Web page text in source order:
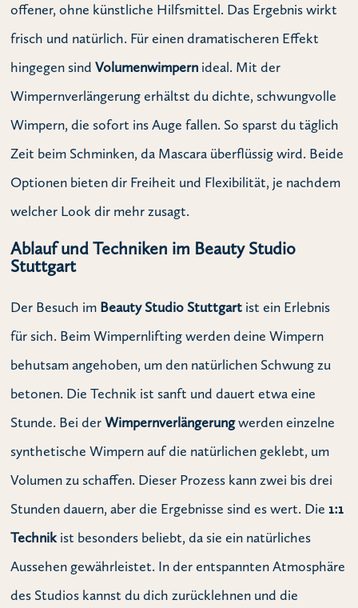
offener, ohne künstliche Hilfsmittel. Das Ergebnis wirkt
frisch und natürlich. Für einen dramatischeren Effekt
hingegen sindVolumenwimpern ideal. Mit der
Wimpernverlängerung erhältst du dichte, schwungvolle
Wimpern, die sofort ins Auge fallen. So sparst du täglich
Zeit beim Schminken, da Mascara überflüssig wird. Beide
Optionen bieten dir Freiheit und Flexibilität, je nachdem
welcher Look dir mehr zusagt.
Ablauf und Techniken im Beauty Studio
Stuttgart
Der Besuch im Beauty Studio Stuttgart ist ein Erlebnis
für sich. Beim Wimpernlifting werden deine Wimpern
behutsam angehoben, um den natürlichen Schwung zu
betonen. Die Technik ist sanft und dauert etwa eine
Stunde. Bei derWimpernverlängerungwerden einzelne
synthetische Wimpern auf die natürlichen geklebt, um
Volumen zu schaffen. Dieser Prozess kann zwei bis drei
Stunden dauern, aber die Ergebnisse sind es wert. Die 1:1
Technikist besonders beliebt, da sie ein natürliches
Aussehen gewährleistet. In der entspannten Atmosphäre
des Studios kannst du dich zurücklehnen und die